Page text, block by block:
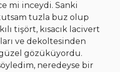
mi inceydi. Sanki
tuzla buz olup
tişört, kısacık lacivert
ve dekoltesinden
gözüküyordu.
neredeyse bir